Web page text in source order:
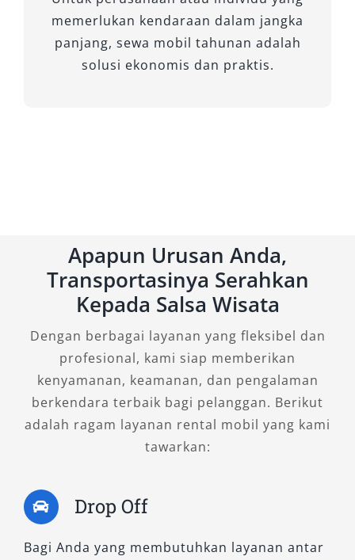
sewa mobil Magelang lebih optimal dan
nyaman.
3. Bandingkan Harga dan Paket
termasuk sopir, BBM, atau hanya sewa
kendaraan saja.
4. Periksa Opsi Lepas Kunci atau
Dengan Sopir
Jika Anda ingin fleksibilitas penuh, pilih rental
mobil Magelang lepas kunci. Namun, jika tidak
familiar dengan rute atau ingin lebih santai,
layanan dengan sopir lokal bisa menjadi solusi
5. Cek Kondisi Armada Secara
Detail
memerlukan kendaraan dalam jangka
panjang, sewa mobil tahunan adalah
solusi ekonomis dan praktis.
Apapun Urusan Anda,
Transportasinya Serahkan
Kepada Salsa Wisata
Dengan berbagai layanan yang fleksibel dan
profesional, kami siap memberikan
kenyamanan, keamanan, dan pengalaman
berkendara terbaik bagi pelanggan. Berikut
adalah ragam layanan rental mobil yang kami
tawarkan:
Drop Off
Bagi Anda yang membutuhkan layanan antar